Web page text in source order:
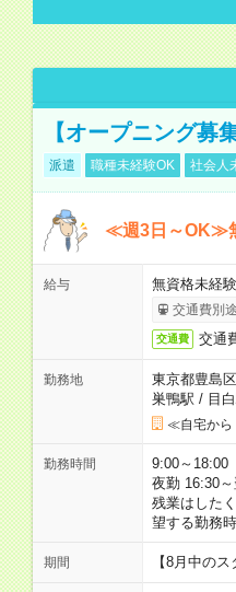
【オープニング募
派遣 職種未経験OK 社会人
≪週3日～OK≫
給与 無資格未経
交通費別
交通費 交通
勤務地
東京都豊島区
巣鴨駅 / 目
≪自宅から
勤務時間
9:00～18:00
夜勤 16:30
残業はした
望する勤務
期間 【8月中の